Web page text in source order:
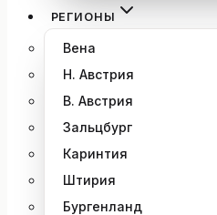
РЕГИОНЫ
Вена
Н. Австрия
В. Австрия
Зальцбург
Каринтия
Штирия
Бургенланд